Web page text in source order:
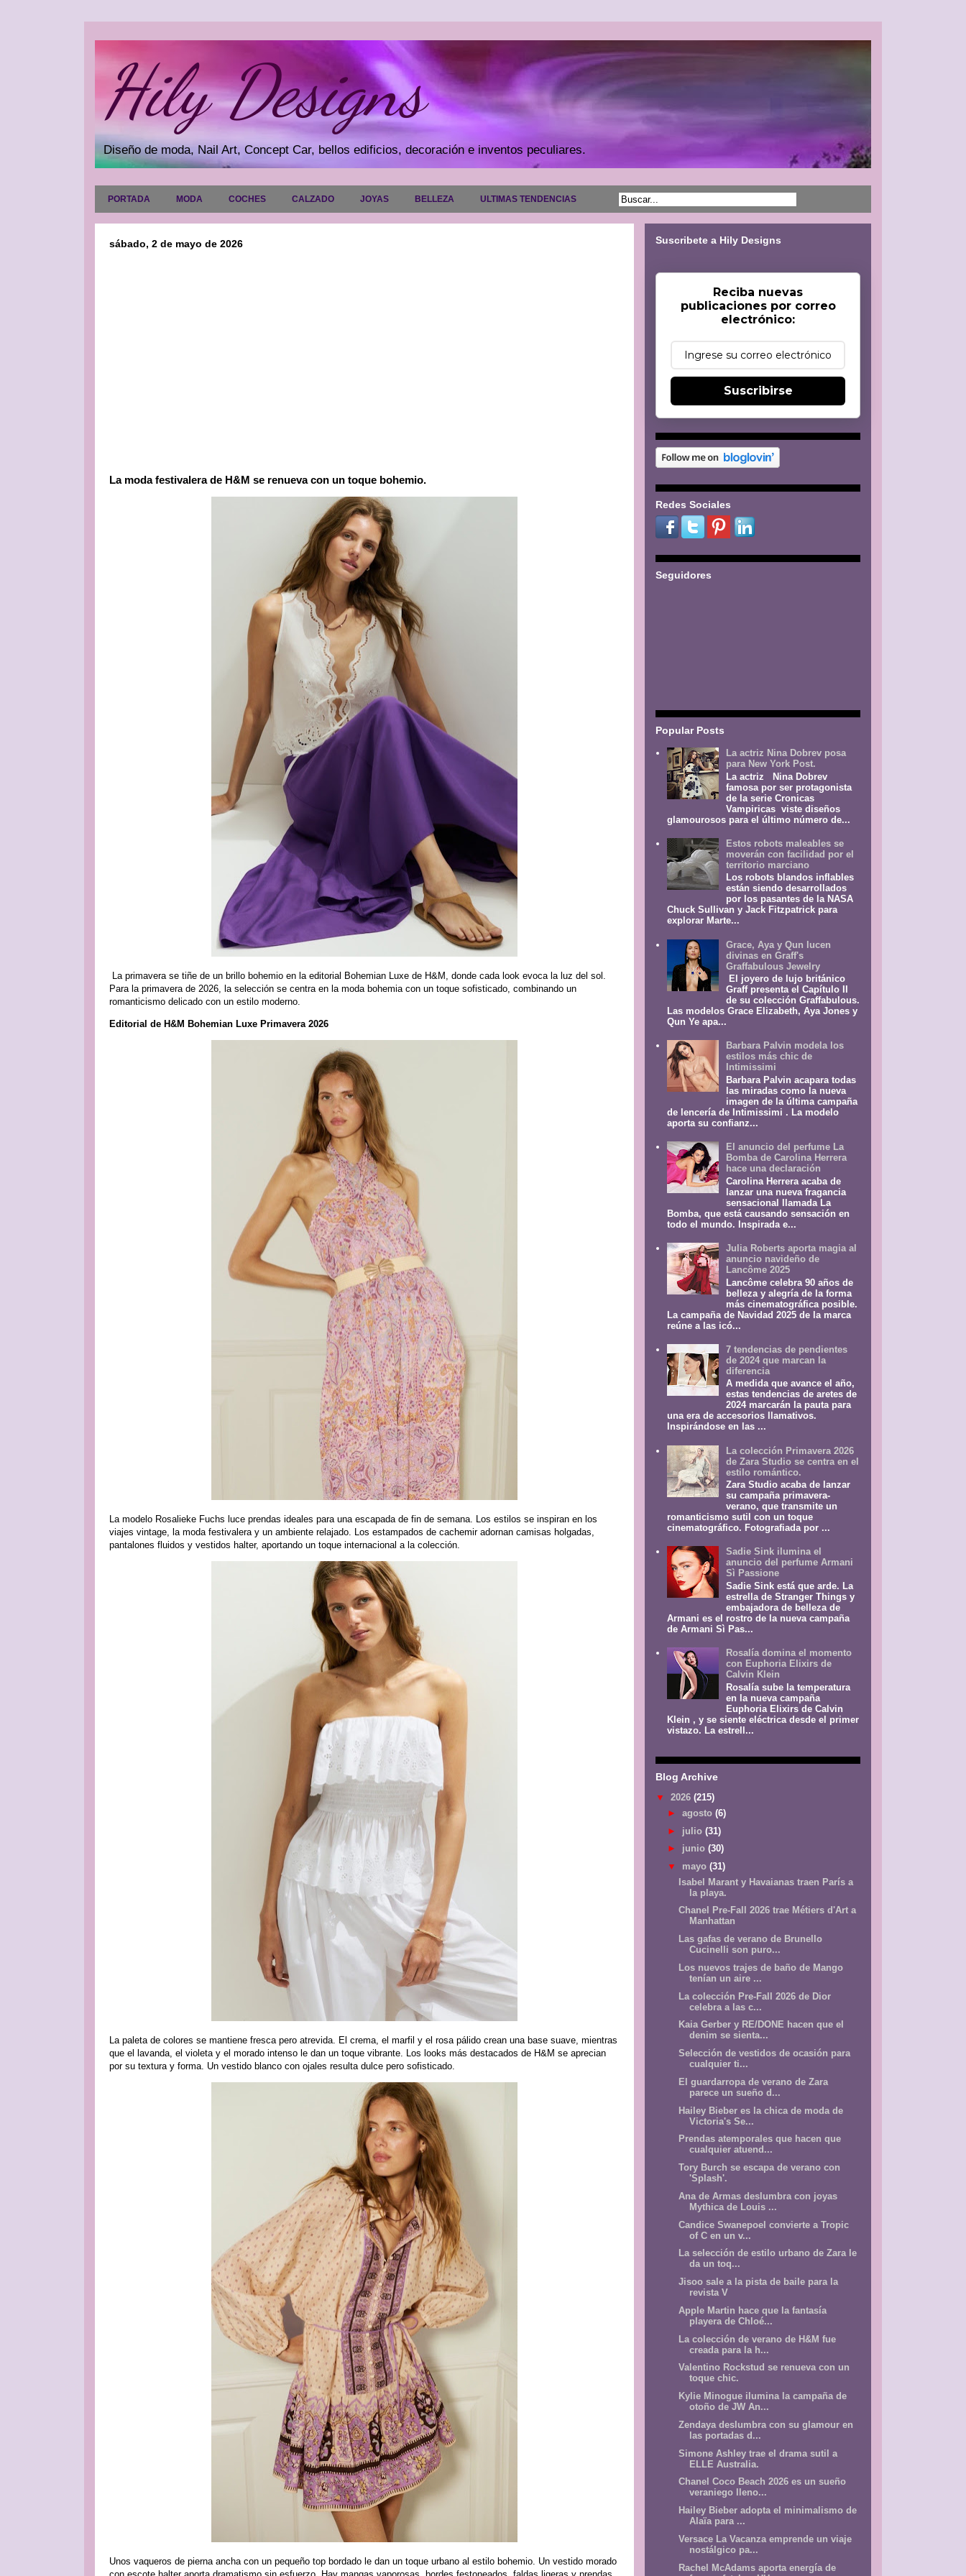
Hily Designs
Diseño de moda, Nail Art, Concept Car, bellos edificios, decoración e inventos peculiares.
PORTADA MODA COCHES CALZADO JOYAS BELLEZA ULTIMAS TENDENCIAS
sábado, 2 de mayo de 2026
La moda festivalera de H&M se renueva con un toque bohemio.
La primavera se tiñe de un brillo bohemio en la editorial Bohemian Luxe de H&M, donde cada look evoca la luz del sol.
Para la primavera de 2026, la selección se centra en la moda bohemia con un toque sofisticado, combinando un
romanticismo delicado con un estilo moderno.
Editorial de H&M Bohemian Luxe Primavera 2026
La modelo Rosalieke Fuchs luce prendas ideales para una escapada de fin de semana. Los estilos se inspiran en los
viajes vintage, la moda festivalera y un ambiente relajado. Los estampados de cachemir adornan camisas holgadas,
pantalones fluidos y vestidos halter, aportando un toque internacional a la colección.
La paleta de colores se mantiene fresca pero atrevida. El crema, el marfil y el rosa pálido crean una base suave, mientras
que el lavanda, el violeta y el morado intenso le dan un toque vibrante. Los looks más destacados de H&M se aprecian
por su textura y forma. Un vestido blanco con ojales resulta dulce pero sofisticado.
Unos vaqueros de pierna ancha con un pequeño top bordado le dan un toque urbano al estilo bohemio. Un vestido morado
Suscribete a Hily Designs
Reciba nuevas
publicaciones por correo
electrónico:
Suscribirse
Redes Sociales
Seguidores
Popular Posts
La actriz Nina Dobrev posa
para New York Post.
La actriz Nina Dobrev
famosa por ser protagonista
de la serie Cronicas
Vampiricas viste diseños
glamourosos para el último número de...
Estos robots maleables se
moverán con facilidad por el
territorio marciano
Los robots blandos inflables
están siendo desarrollados
por los pasantes de la NASA
Chuck Sullivan y Jack Fitzpatrick para
explorar Marte...
Grace, Aya y Qun lucen
divinas en Graff's
Graffabulous Jewelry
El joyero de lujo británico
Graff presenta el Capítulo II
de su colección Graffabulous.
Las modelos Grace Elizabeth, Aya Jones y
Qun Ye apa...
Barbara Palvin modela los
estilos más chic de
Intimissimi
Barbara Palvin acapara todas
las miradas como la nueva
imagen de la última campaña
de lencería de Intimissimi . La modelo
aporta su confianz...
El anuncio del perfume La
Bomba de Carolina Herrera
hace una declaración
Carolina Herrera acaba de
lanzar una nueva fragancia
sensacional llamada La
Bomba, que está causando sensación en
todo el mundo. Inspirada e...
Julia Roberts aporta magia al
anuncio navideño de
Lancôme 2025
Lancôme celebra 90 años de
belleza y alegría de la forma
más cinematográfica posible.
La campaña de Navidad 2025 de la marca
reúne a las icó...
7 tendencias de pendientes
de 2024 que marcan la
diferencia
A medida que avance el año,
estas tendencias de aretes de
2024 marcarán la pauta para
una era de accesorios llamativos.
Inspirándose en las ...
La colección Primavera 2026
de Zara Studio se centra en el
estilo romántico.
Zara Studio acaba de lanzar
su campaña primavera-
verano, que transmite un
romanticismo sutil con un toque
cinematográfico. Fotografiada por ...
Sadie Sink ilumina el
anuncio del perfume Armani
Sì Passione
Sadie Sink está que arde. La
estrella de Stranger Things y
embajadora de belleza de
Armani es el rostro de la nueva campaña
de Armani Sì Pas...
Rosalía domina el momento
con Euphoria Elixirs de
Calvin Klein
Rosalía sube la temperatura
en la nueva campaña
Euphoria Elixirs de Calvin
Klein , y se siente eléctrica desde el primer
vistazo. La estrell...
Blog Archive
▼ 2026 (215)
► agosto (6)
► julio (31)
► junio (30)
▼ mayo (31)
Isabel Marant y Havaianas traen París a
la playa.
Chanel Pre-Fall 2026 trae Métiers d'Art a
Manhattan
Las gafas de verano de Brunello
Cucinelli son puro...
Los nuevos trajes de baño de Mango
tenían un aire ...
La colección Pre-Fall 2026 de Dior
celebra a las c...
Kaia Gerber y RE/DONE hacen que el
denim se sienta...
Selección de vestidos de ocasión para
cualquier ti...
El guardarropa de verano de Zara
parece un sueño d...
Hailey Bieber es la chica de moda de
Victoria's Se...
Prendas atemporales que hacen que
cualquier atuend...
Tory Burch se escapa de verano con
'Splash'.
Ana de Armas deslumbra con joyas
Mythica de Louis ...
Candice Swanepoel convierte a Tropic
of C en un v...
La selección de estilo urbano de Zara le
da un toq...
Jisoo sale a la pista de baile para la
revista V
Apple Martin hace que la fantasía
playera de Chloé...
La colección de verano de H&M fue
creada para la h...
Valentino Rockstud se renueva con un
toque chic.
Kylie Minogue ilumina la campaña de
otoño de JW An...
Zendaya deslumbra con su glamour en
las portadas d...
Simone Ashley trae el drama sutil a
ELLE Australia.
Chanel Coco Beach 2026 es un sueño
veraniego lleno...
Hailey Bieber adopta el minimalismo de
Alaïa para ...
Versace La Vacanza emprende un viaje
nostálgico pa...
Rachel McAdams aporta energía de